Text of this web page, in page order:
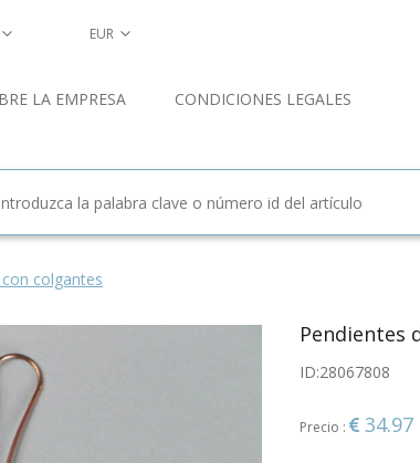
colgantes
Pendientes
ID:28067808
Precio : 34.97
EUR
LA EMPRESA CONDICIONES LEGALES